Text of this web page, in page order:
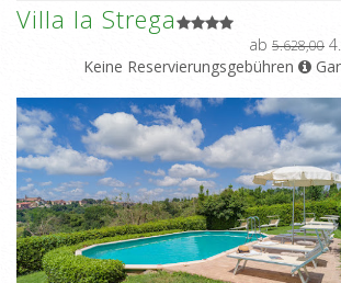
Villa la Strega
ab 5.628,00
Keine Reservierungsgebühren